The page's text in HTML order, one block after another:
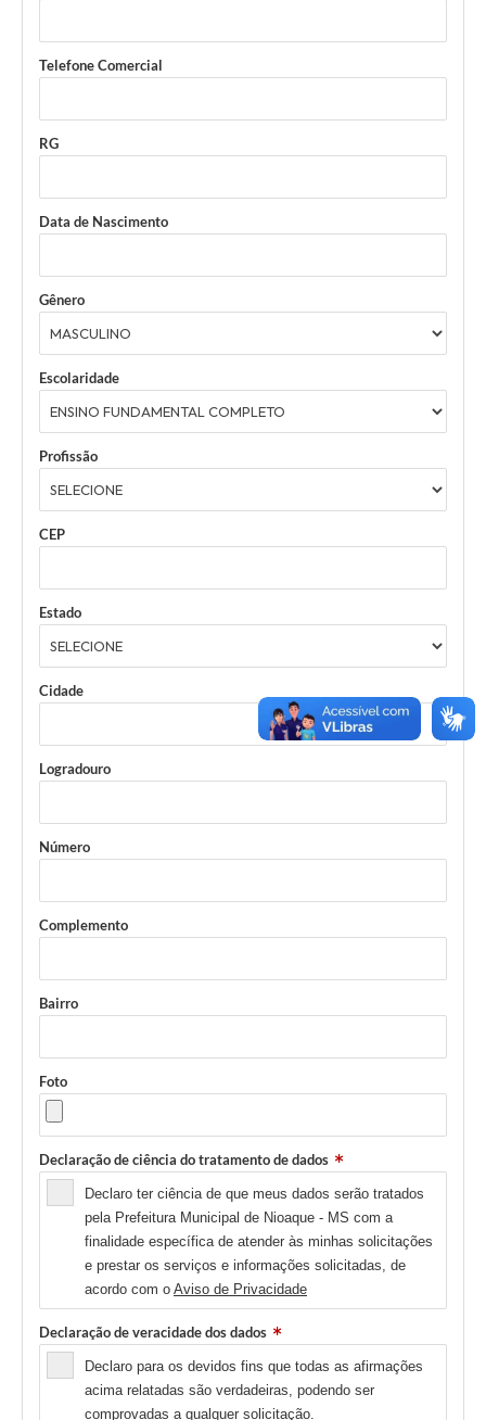
Telefone Comercial
RG
Data de Nascimento
Gênero
Escolaridade
Profissão
CEP
Estado
Cidade
Logradouro
Número
Complemento
Bairro
Foto
Declaração de ciência do tratamento de dados
Declaro ter ciência de que meus dados serão tratados
pela Prefeitura Municipal de Nioaque - MS com a
finalidade específica de atender às minhas solicitações
e prestar os serviços e informações solicitadas, de
acordo com o Aviso de Privacidade
Declaração de veracidade dos dados
Declaro para os devidos fins que todas as afirmações
acima relatadas são verdadeiras, podendo ser
comprovadas a qualquer solicitação.